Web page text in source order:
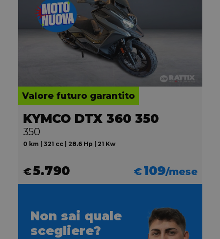
Valore futuro garantito
KYMCO DTX 360 350
350
0 km | 321 cc | 28.6 Hp | 21 Kw
€5.790 €109/mese
Non sai quale
scegliere?